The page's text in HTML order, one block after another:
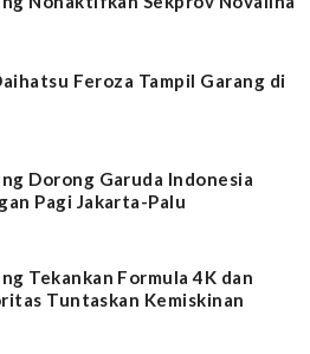
Feroza Tampil Garang di
Dorong Garuda Indonesia
Pagi Jakarta-Palu
Tekankan Formula 4K dan
Tuntaskan Kemiskinan